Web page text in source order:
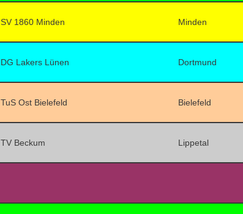
SV 1860 Minden Minden
DG Lakers Lünen Dortmund
TuS Ost Bielefeld Bielefeld
TV Beckum Lippetal